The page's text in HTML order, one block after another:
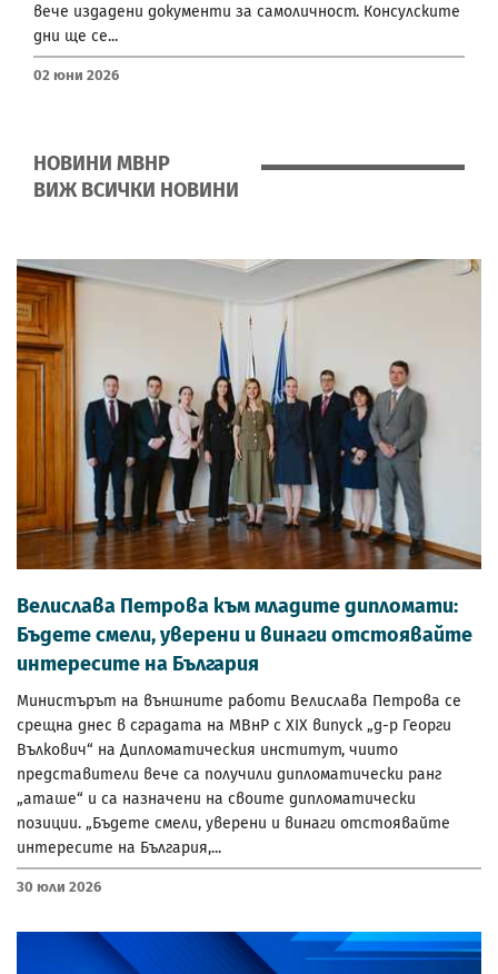
вече издадени документи за самоличност. Консулските
дни ще се...
02 Юни 2026
НОВИНИ МВНР
ВИЖ ВСИЧКИ НОВИНИ
Велислава Петрова към младите дипломати:
Бъдете смели, уверени и винаги отстоявайте
интересите на България
Министърът на външните работи Велислава Петрова се
срещна днес в сградата на МВнР с XIX випуск „д-р Георги
Вълкович“ на Дипломатическия институт, чиито
представители вече са получили дипломатически ранг
„аташе“ и са назначени на своите дипломатически
позиции. „Бъдете смели, уверени и винаги отстоявайте
интересите на България,...
30 Юли 2026